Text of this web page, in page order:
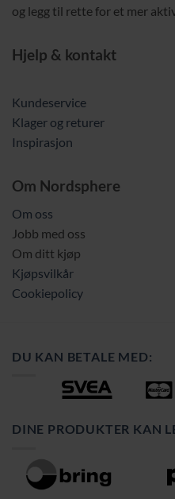
og legg til rette for et mer
Hjelp & kontakt
Kundeservice
Klager og returer
Inspirasjon
Om Nordsphere
Om oss
Jobb med oss
Om ditt kjøp
Kjøpsvilkår
Cookiepolicy
DU KAN BETALE MED:
DINE PRODUKTER KAN